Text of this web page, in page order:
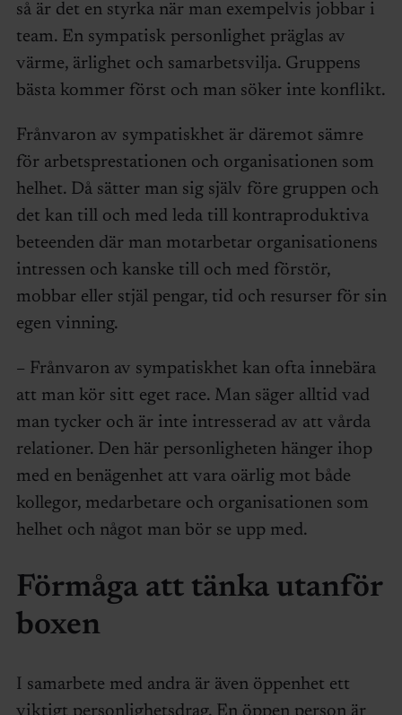
så är det en styrka när man exempelvis jobbar i
team. En sympatisk personlighet präglas av
värme, ärlighet och samarbetsvilja. Gruppens
bästa kommer först och man söker inte konflikt.
Frånvaron av sympatiskhet är däremot sämre
för arbetsprestationen och organisationen som
helhet. Då sätter man sig själv före gruppen och
det kan till och med leda till kontraproduktiva
beteenden där man motarbetar organisationens
intressen och kanske till och med förstör,
mobbar eller stjäl pengar, tid och resurser för sin
egen vinning.
– Frånvaron av sympatiskhet kan ofta innebära
att man kör sitt eget race. Man säger alltid vad
man tycker och är inte intresserad av att vårda
relationer. Den här personligheten hänger ihop
med en benägenhet att vara oärlig mot både
kollegor, medarbetare och organisationen som
helhet och något man bör se upp med.
Förmåga att tänka utanför
boxen
I samarbete med andra är även öppenhet ett